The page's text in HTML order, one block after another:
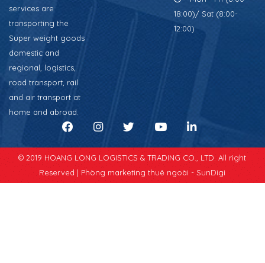
services are
transporting the
Super weight goods
domestic and
regional, logistics,
road transport, rail
and air transport at
home and abroad.
18:00)/ Sat (8:00-
12:00)
© 2019 HOANG LONG LOGISTICS & TRADING CO., LTD. All right
Reserved | Phòng marketing thuê ngoài - SunDigi